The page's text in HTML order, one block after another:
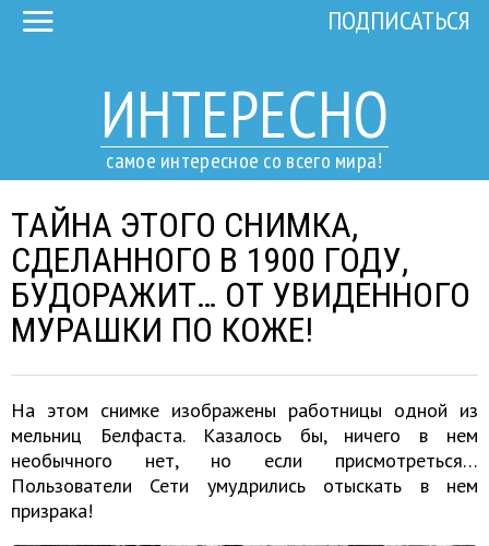
ИНТЕРЕСНО
самое интересное со всего мира!
ПОДПИСАТЬСЯ
ТАЙНА ЭТОГО СНИМКА,
СДЕЛАННОГО В 1900 ГОДУ,
БУДОРАЖИТ… ОТ УВИДЕННОГО
МУРАШКИ ПО КОЖЕ!
На этом снимке изображены работницы одной из
мельниц Белфаста. Казалось бы, ничего в нем
необычного нет, но если присмотреться…
Пользователи Сети умудрились отыскать в нем
призрака!